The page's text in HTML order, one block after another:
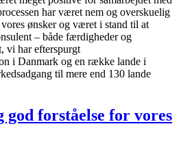
har været nem og overskuelig
ønsker og været i stand til at
– både færdigheder og
vi har efterspurgt
i Danmark og en række lande i
til mere end 130 lande
god forståelse for vores